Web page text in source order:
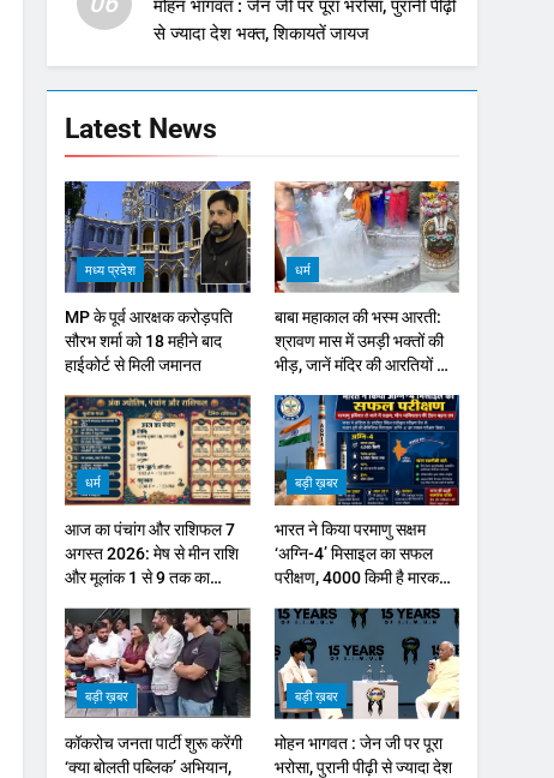
मोहन भागवत : जेन जी पर पूरा भरोसा, पुरानी पीढ़ी
से ज्यादा देश भक्त, शिकायतें जायज
Latest News
मध्य प्रदेश
MP के पूर्व आरक्षक करोड़पति
सौरभ शर्मा को 18 महीने बाद
हाईकोर्ट से मिली जमानत
धर्म
बाबा महाकाल की भस्म आरती:
श्रावण मास में उमड़ी भक्तों की
भीड़, जानें मंदिर की आरतियों का
धर्म
आज का पंचांग और राशिफल 7
अगस्त 2026: मेष से मीन राशि
और मूलांक 1 से 9 तक का
बड़ी ख़बर
भारत ने किया परमाणु सक्षम
‘अग्नि-4’ मिसाइल का सफल
परीक्षण, 4000 किमी है मारक
बड़ी ख़बर
कॉकरोच जनता पार्टी शुरू करेंगी
‘क्या बोलती पब्लिक’ अभियान,
बड़ी ख़बर
मोहन भागवत : जेन जी पर पूरा
भरोसा, पुरानी पीढ़ी से ज्यादा देश